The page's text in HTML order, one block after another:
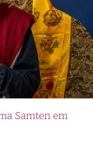
Samten em